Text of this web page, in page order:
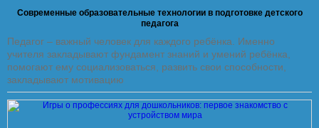
Современные образовательные технологии в подготовке детского
педагога
Педагог – важный человек для каждого ребёнка. Именно
учителя закладывают фундамент знаний и умений ребёнка,
помогают ему социализоваться, развить свои способности,
закладывают мотивацию